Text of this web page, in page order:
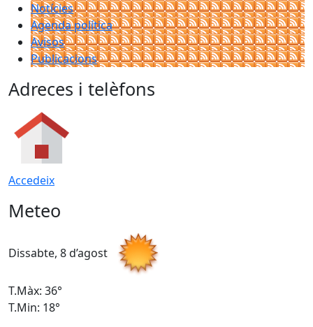
Notícies
Agenda política
Avisos
Publicacions
Adreces i telèfons
Accedeix
Meteo
Dissabte, 8 d’agost
T.Màx: 36°
T.Min: 18°